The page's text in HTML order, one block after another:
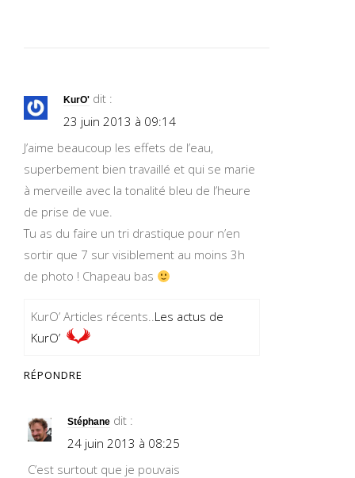
KurO' dit :
23 juin 2013 à 09:14
J’aime beaucoup les effets de l’eau,
superbement bien travaillé et qui se marie
à merveille avec la tonalité bleu de l’heure
de prise de vue.
Tu as du faire un tri drastique pour n’en
sortir que 7 sur visiblement au moins 3h
de photo ! Chapeau bas
KurO’ Articles récents..Les actus de
KurO’
RÉPONDRE
Stéphane dit :
24 juin 2013 à 08:25
C’est surtout que je pouvais